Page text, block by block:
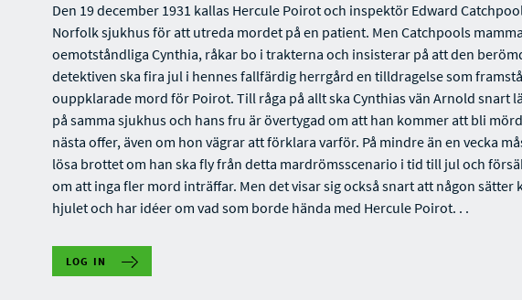
Den 19 december 1931 kallas Hercule Poirot och inspektör Edward
Norfolk sjukhus för att utreda mordet på en patient. Men Catchpools
oemotståndliga Cynthia, råkar bo i trakterna och insisterar på att den
detektiven ska fira jul i hennes fallfärdig herrgård en tilldragelse som
ouppklarade mord för Poirot. Till råga på allt ska Cynthias vän Arnold snart
på samma sjukhus och hans fru är övertygad om att han kommer att bli
nästa offer, även om hon vägrar att förklara varför. På mindre än en vecka
lösa brottet om han ska fly från detta mardrömsscenario i tid till jul och
om att inga fler mord inträffar. Men det visar sig också snart att någon sätter
hjulet och har idéer om vad som borde hända med Hercule Poirot. . .
LOG IN